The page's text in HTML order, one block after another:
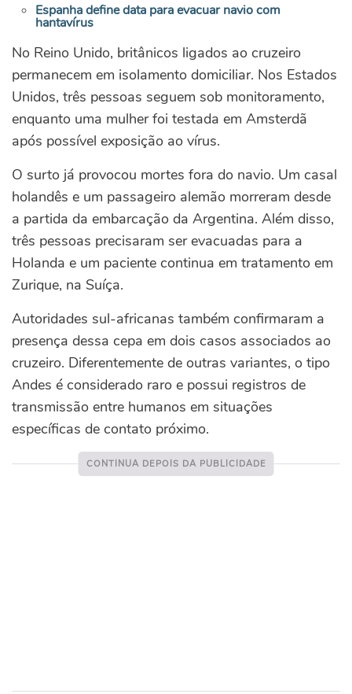
Espanha define data para evacuar navio com
hantavírus
No Reino Unido, britânicos ligados ao cruzeiro
permanecem em isolamento domiciliar. Nos Estados
Unidos, três pessoas seguem sob monitoramento,
enquanto uma mulher foi testada em Amsterdã
após possível exposição ao vírus.
O surto já provocou mortes fora do navio. Um casal
holandês e um passageiro alemão morreram desde
a partida da embarcação da Argentina. Além disso,
três pessoas precisaram ser evacuadas para a
Holanda e um paciente continua em tratamento em
Zurique, na Suíça.
Autoridades sul-africanas também confirmaram a
presença dessa cepa em dois casos associados ao
cruzeiro. Diferentemente de outras variantes, o tipo
Andes é considerado raro e possui registros de
transmissão entre humanos em situações
específicas de contato próximo.